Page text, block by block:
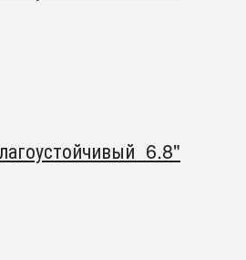
6.8"